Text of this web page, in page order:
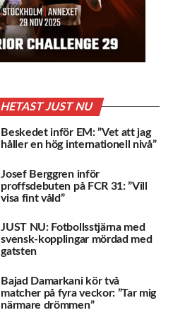
HETAST JUST NU
Beskedet inför EM: ”Vet att jag
håller en hög internationell nivå”
Josef Berggren inför
proffsdebuten på FCR 31: ”Vill
visa fint våld”
JUST NU: Fotbollsstjärna med
svensk-kopplingar mördad med
gatsten
Bajad Damarkani kör två
matcher på fyra veckor: ”Tar mig
närmare drömmen”